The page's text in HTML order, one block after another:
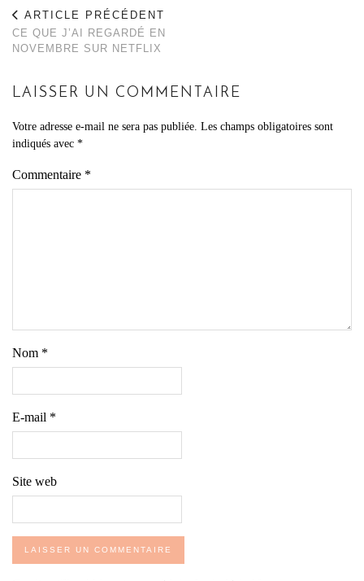
ARTICLE PRÉCÉDENT
CE QUE J’AI REGARDÉ EN
NOVEMBRE SUR NETFLIX
LAISSER UN COMMENTAIRE
Votre adresse e-mail ne sera pas publiée. Les champs obligatoires sont
indiqués avec *
Commentaire *
Nom *
E-mail *
Site web